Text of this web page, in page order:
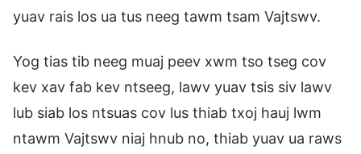
yuav rais los ua tus neeg tawm tsam Vajtswv.
Yog tias tib neeg muaj peev xwm tso tseg cov
kev xav fab kev ntseeg, lawv yuav tsis siv lawv
lub siab los ntsuas cov lus thiab txoj hauj lwm
ntawm Vajtswv niaj hnub no, thiab yuav ua raws